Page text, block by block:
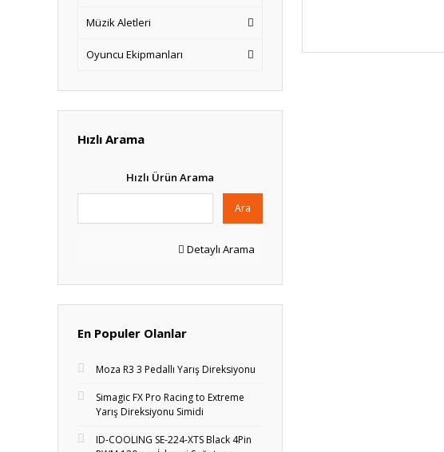
Müzik Aletleri
Oyuncu Ekipmanları
Hızlı Arama
Hızlı Ürün Arama
Ara
Detaylı Arama
En Populer Olanlar
Moza R3 3 Pedallı Yarış Direksiyonu
Simagic FX Pro Racing to Extreme
Yarış Direksiyonu Simidi
ID-COOLING SE-224-XTS Black 4Pin